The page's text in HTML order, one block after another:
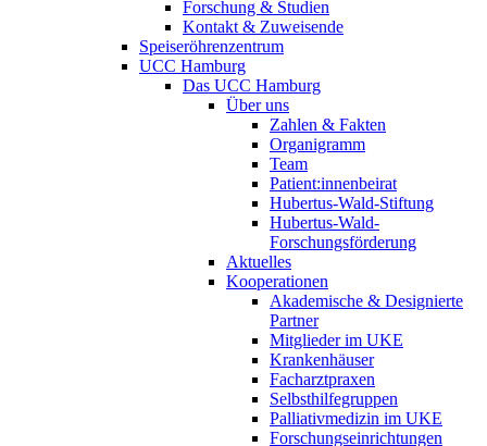
Forschung & Studien
Kontakt & Zuweisende
Speiseröhrenzentrum
UCC Hamburg
Das UCC Hamburg
Über uns
Zahlen & Fakten
Organigramm
Team
Patient:innenbeirat
Hubertus-Wald-Stiftung
Hubertus-Wald-
Forschungsförderung
Aktuelles
Kooperationen
Akademische & Designierte
Partner
Mitglieder im UKE
Krankenhäuser
Facharztpraxen
Selbsthilfegruppen
Palliativmedizin im UKE
Forschungseinrichtungen